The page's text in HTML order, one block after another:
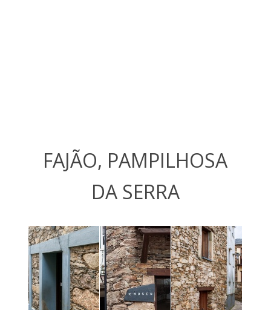
FAJÃO, PAMPILHOSA
DA SERRA